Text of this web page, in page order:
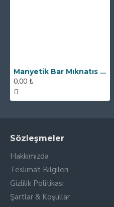
Manyetik Bar Mıknatıs - 25x150 mm - Ekstra Korumalı
0,00 ₺
Sözleşmeler
Hakkımızda
Teslimat Bilgileri
Gizlilik Politikası
Şartlar & Koşullar